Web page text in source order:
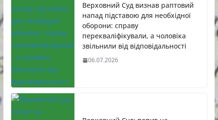
Верховний Суд визнав раптовий
напад підставою для необхідної
оборони: справу
перекваліфікували, а чоловіка
звільнили від відповідальності
06.07.2026